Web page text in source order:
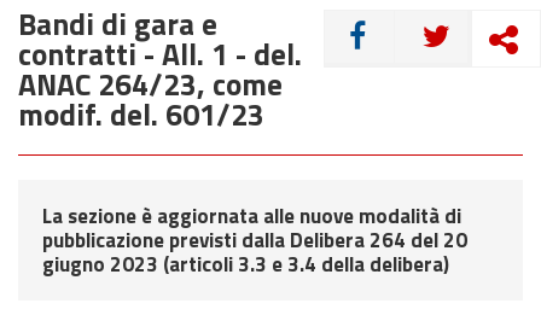
CONDIVIDI
Bandi di gara e
contratti - All. 1 - del.
ANAC 264/23, come
modif. del. 601/23
La sezione è aggiornata alle nuove modalità di
pubblicazione previsti dalla Delibera 264 del 20
giugno 2023 (articoli 3.3 e 3.4 della delibera)